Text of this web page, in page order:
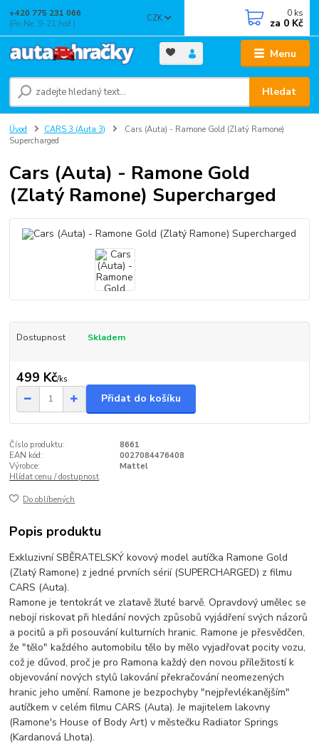
Menu
CZK
Hledat
+420 775 231 066
(Po-Ne, 9-21 hod.)
0 ks
za 0 Kč
Úvod CARS 3 (Auta 3)
Cars (Auta) - Ramone Gold (Zlatý Ramone)
Supercharged
Cars (Auta) - Ramone Gold
(Zlatý Ramone) Supercharged
Dostupnost Skladem
499 Kč/ks
Přidat do košíku
Číslo produktu:
8661
EAN kód:
0027084476408
Výrobce:
Mattel
Hlídat cenu / dostupnost
Do oblíbených
Popis produktu
Exkluzivní SBĚRATELSKÝ kovový model autíčka Ramone Gold
(Zlatý Ramone) z jedné prvních sérií (SUPERCHARGED) z filmu
CARS (Auta).
Ramone je tentokrát ve zlatavě žluté barvě. Opravdový umělec se
nebojí riskovat při hledání nových způsobů vyjádření svých názorů
a pocitů a při posouvání kulturních hranic. Ramone je přesvědčen,
že "tělo" každého automobilu tělo by mělo vyjadřovat pocity vozu,
což je důvod, proč je pro Ramona každý den novou příležitostí k
objevování nových stylů lakování překračování neomezených
hranic jeho umění. Ramone je bezpochyby "nejpřevlékanějším"
autíčkem v celém filmu CARS (Auta). Je majitelem lakovny
(Ramone's House of Body Art) v městečku Radiator Springs
(Kardanová Lhota).